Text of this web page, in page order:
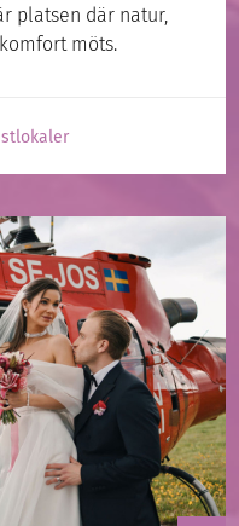
platsen där natur,
möts.